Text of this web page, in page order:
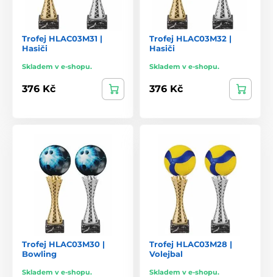
Trofej HLAC03M31 |
Hasiči
Skladem v e-shopu.
376 Kč
Trofej HLAC03M32 |
Hasiči
Skladem v e-shopu.
376 Kč
Trofej HLAC03M30 |
Bowling
Skladem v e-shopu.
Trofej HLAC03M28 |
Volejbal
Skladem v e-shopu.